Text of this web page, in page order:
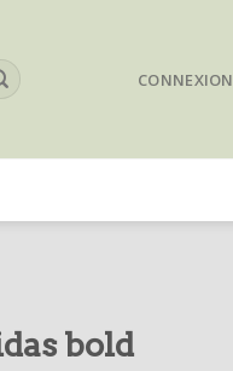
CONNEXION
bold